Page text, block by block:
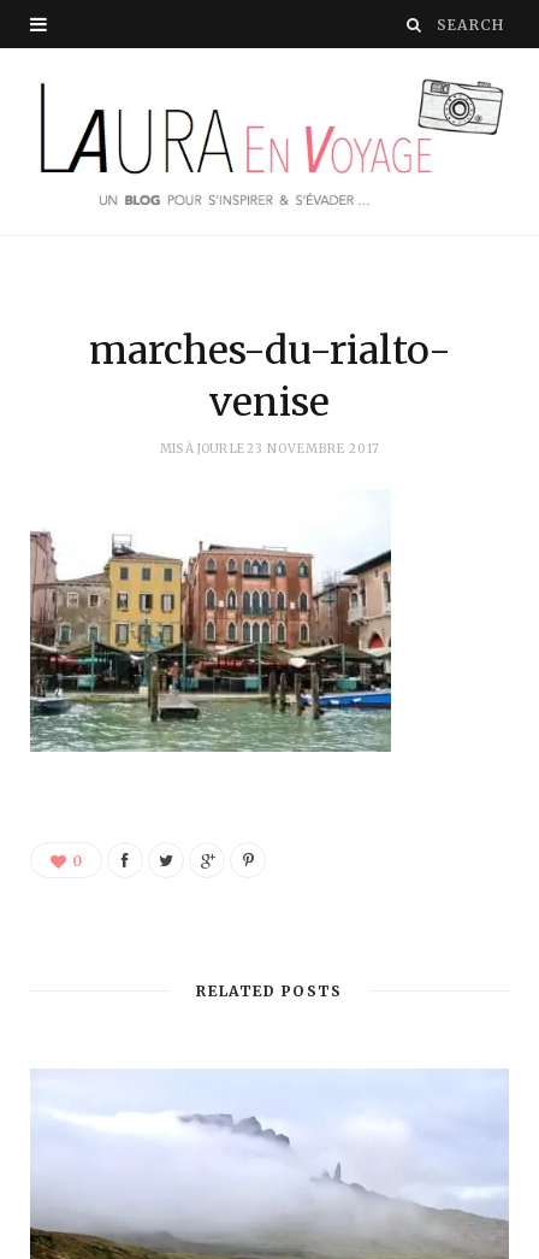
marches-du-rialto-
venise
MIS À JOUR LE23 NOVEMBRE 2017
0
RELATED POSTS